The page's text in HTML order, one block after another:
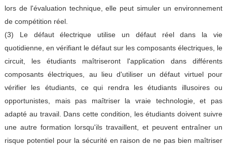
lors de l'évaluation technique, elle peut simuler un environnement
de compétition réel.
(3) Le défaut électrique utilise un défaut réel dans la vie
quotidienne, en vérifiant le défaut sur les composants électriques, le
circuit, les étudiants maîtriseront l'application dans différents
composants électriques, au lieu d'utiliser un défaut virtuel pour
vérifier les étudiants, ce qui rendra les étudiants illusoires ou
opportunistes, mais pas maîtriser la vraie technologie, et pas
adapté au travail. Dans cette condition, les étudiants doivent suivre
une autre formation lorsqu'ils travaillent, et peuvent entraîner un
risque potentiel pour la sécurité en raison de ne pas bien maîtriser